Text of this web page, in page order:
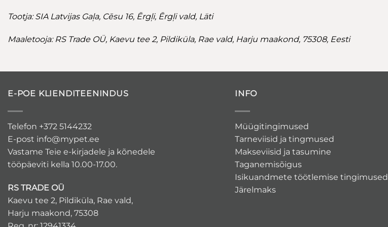
Tootja: SIA Latvijas Gaļa, Cēsu 16, Ērgļi, Ērgļi vald, Läti
Maaletooja: RS Trade OÜ, Kaevu tee 2, Pildiküla, Rae vald, Harju maakond, 75308, Eesti
E-POE KLIENDITEENINDUS
Telefon +372 5144232
E-post info@mypet.ee
Vastame Teie e-kirjadele ja kõnedele
tööpäeviti kella 10.00-17.00.
RS TRADE OÜ
Kaevu tee 2, Pildiküla, Rae vald,
Harju maakond, 75308
INFO
Müügitingimused
Tarneviisid ja tingmused
Makseviisid ja tasumine
Taganemisõigus
Isikuandmete töötlemise tingimused
Järelmaks